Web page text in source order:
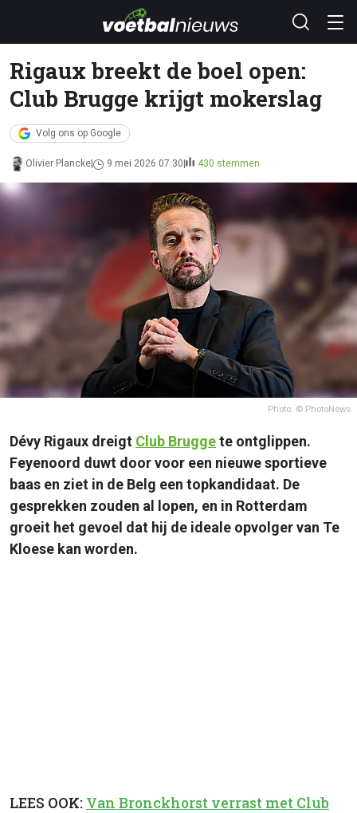
Rigaux breekt de boel open:
Club Brugge krijgt mokerslag
Volg ons op Google
Olivier Plancke 9 mei 2026 07:30 430 stemmen
Photo: © PhotoNews
Dévy Rigaux dreigt Club Bruggete ontglippen.
Feyenoord duwt door voor een nieuwe sportieve
baas en ziet in de Belg een topkandidaat. De
gesprekken zouden al lopen, en in Rotterdam
groeit het gevoel dat hij de ideale opvolger van Te
Kloese kan worden.
LEES OOK: Van Bronckhorst verrast met Club